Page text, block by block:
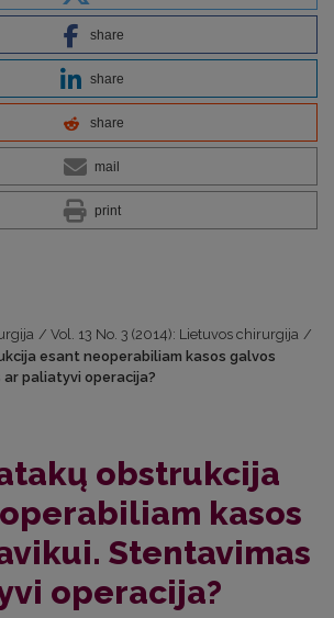
share
share
share
mail
print
/ Vol. 13 No. 3 (2014): Lietuvos chirurgija /
esant neoperabiliam kasos galvos
paliatyvi operacija?
obstrukcija
kasos
Stentavimas
operacija?